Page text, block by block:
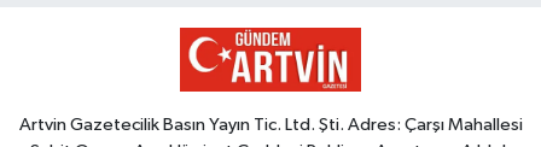
Artvin Gazetecilik Basın Yayın Tic. Ltd. Şti. Adres: Çarşı Mahallesi